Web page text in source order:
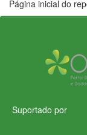
Página inicial do
Suportado por